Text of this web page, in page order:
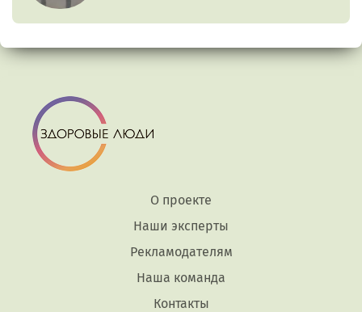
О проекте
Наши эксперты
Рекламодателям
Наша команда
Контакты